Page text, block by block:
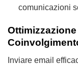
comunicazioni
Inviare email